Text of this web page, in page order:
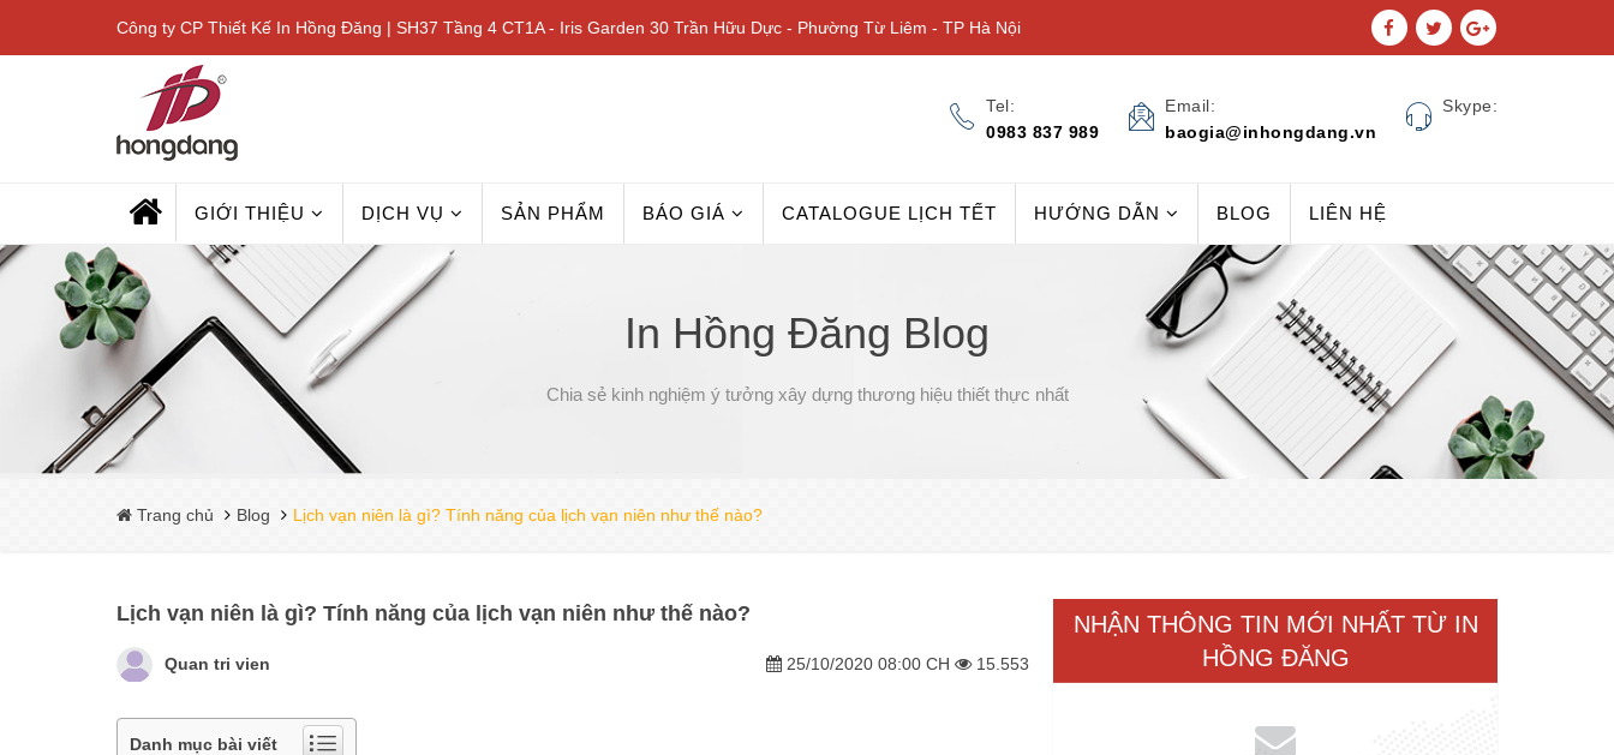
Công ty CP Thiết Kế In Hồng Đăng | SH37 Tầng 4 CT1A - Iris Garden 30 Trần Hữu Dực - Phường Từ Liêm - TP Hà Nội
Tel:
0983 837 989
Email:
baogia@inhongdang.vn
Skype:
GIỚI THIỆU DỊCH VỤ SẢN PHẨM BÁO GIÁ CATALOGUE LỊCH TẾT HƯỚNG DẪN BLOG LIÊN HỆ
In Hồng Đăng Blog
Chia sẻ kinh nghiệm ý tưởng xây dựng thương hiệu thiết thực nhất
Trang chủ Blog Lịch vạn niên là gì? Tính năng của lịch vạn niên như thế nào?
Lịch vạn niên là gì? Tính năng của lịch vạn niên như thế nào?
Quan tri vien 25/10/2020 08:00 CH 15.553
Danh mục bài viết
NHẬN THÔNG TIN MỚI NHẤT TỪ IN
HỒNG ĐĂNG